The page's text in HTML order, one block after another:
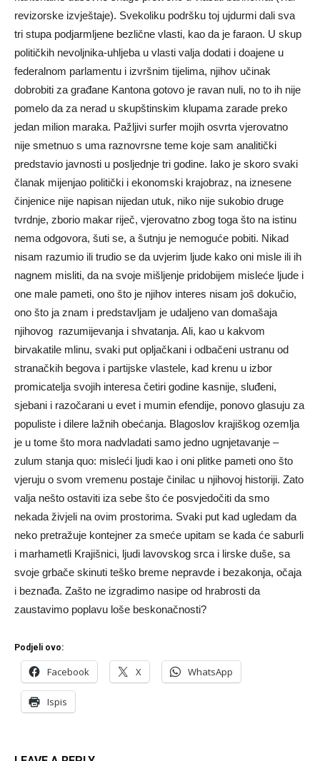
revizorske izvještaje). Svekoliku podršku toj ujdurmi dali sva
tri stupa podjarmljene bezlične vlasti, kao da je faraon. U skup
političkih nevoljnika-uhljeba u vlasti valja dodati i doajene u
federalnom parlamentu i izvršnim tijelima, njihov učinak
dobrobiti za građane Kantona gotovo je ravan nuli, no to ih nije
pomelo da za nerad u skupštinskim klupama zarade preko
jedan milion maraka. Pažljivi surfer mojih osvrta vjerovatno
nije smetnuo s uma raznovrsne teme koje sam analitički
predstavio javnosti u posljednje tri godine. Iako je skoro svaki
članak mijenjao politički i ekonomski krajobraz, na iznesene
činjenice nije napisan nijedan utuk, niko nije sukobio druge
tvrdnje, zborio makar riječ, vjerovatno zbog toga što na istinu
nema odgovora, šuti se, a šutnju je nemoguće pobiti. Nikad
nisam razumio ili trudio se da uvjerim ljude kako oni misle ili ih
nagnem misliti, da na svoje mišljenje pridobijem misleće ljude i
one male pameti, ono što je njihov interes nisam još dokučio,
ono što ja znam i predstavljam je udaljeno van domašaja
njihovog razumijevanja i shvatanja. Ali, kao u kakvom
birvakatile mlinu, svaki put opljačkani i odbačeni ustranu od
stranačkih begova i partijske vlastele, kad krenu u izbor
promicatelja svojih interesa četiri godine kasnije, sluđeni,
sjebani i razočarani u evet i mumin efendije, ponovo glasuju za
populiste i dilere lažnih obećanja. Blagoslov krajiškog ozemlja
je u tome što mora nadvladati samo jedno ugnjetavanje –
zulum stanja quo: misleći ljudi kao i oni plitke pameti ono što
vjeruju o svom vremenu postaje činilac u njihovoj historiji. Zato
valja nešto ostaviti iza sebe što će posvjedočiti da smo
nekada živjeli na ovim prostorima. Svaki put kad ugledam da
neko pretražuje kontejner za smeće upitam se kada će saburli
i marhametli Krajišnici, ljudi lavovskog srca i lirske duše, sa
svoje grbače skinuti teško breme nepravde i bezakonja, očaja
i beznađa. Zašto ne izgradimo nasipe od hrabrosti da
zaustavimo poplavu loše beskonačnosti?
Podjeli ovo:
Facebook X WhatsApp
Ispis